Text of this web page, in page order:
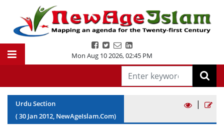
Mon Aug 10 2026,02:45 PM
Urdu Section
(30 Jan2012, NewAgeIslam.Com)
|